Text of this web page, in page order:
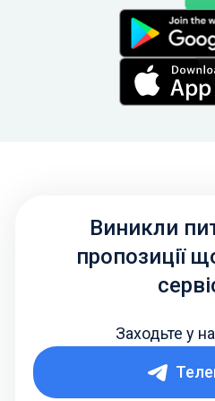
Виникли
пропозиції
Заходьте у